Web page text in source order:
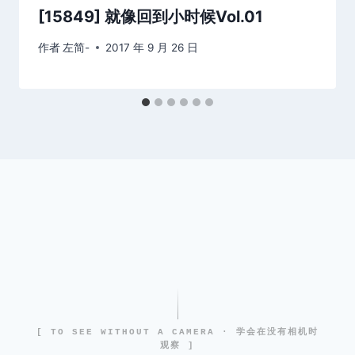
[15849] 就像回到小时候Vol.01
作者 左简- 2017 年 9 月 26 日
[ TO SEE WITHOUT A CAMERA · 学会在没有相机时
观察 ]